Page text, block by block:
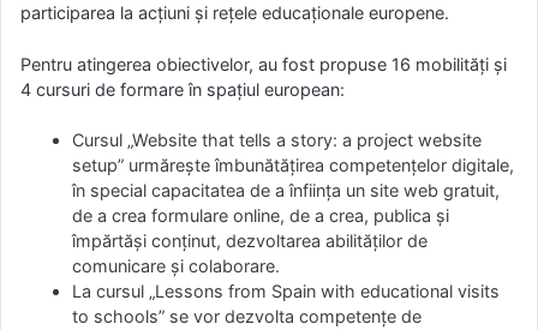
participarea la acțiuni și rețele educaționale europene.
Pentru atingerea obiectivelor, au fost propuse 16 mobilități și
4 cursuri de formare în spațiul european:
Cursul „Website that tells a story: a project website
setup” urmărește îmbunătățirea competențelor digitale,
în special capacitatea de a înființa un site web gratuit,
de a crea formulare online, de a crea, publica și
împărtăși conținut, dezvoltarea abilităților de
comunicare și colaborare.
La cursul „Lessons from Spain with educational visits
to schools” se vor dezvolta competențe de